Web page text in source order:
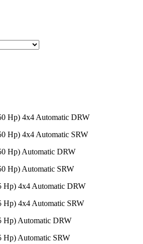
Hp) 4x4 Automatic DRW
Hp) 4x4 Automatic SRW
Hp) Automatic DRW
Hp) Automatic SRW
Hp) 4x4 Automatic DRW
Hp) 4x4 Automatic SRW
Hp) Automatic DRW
Hp) Automatic SRW